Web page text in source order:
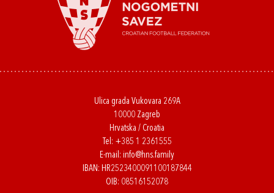
Ulica grada Vukovara 269A
10000 Zagreb
Hrvatska / Croatia
Tel: +385 1 2361555
E-mail: info@hns.family
IBAN: HR2523400091100187844
OIB: 08516152078